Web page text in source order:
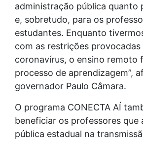
administração pública quanto
e, sobretudo, para os
estudantes. Enquanto
com as restrições
coronavírus, o ensino remoto
processo de aprendizagem”,
governador Paulo Câmara.
O programa CONECTA AÍ
beneficiar os professores que
pública estadual na